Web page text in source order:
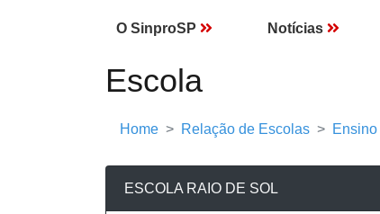
O SinproSP Notícias
Escola
Home Relação de Escolas Ensino
ESCOLA RAIO DE SOL